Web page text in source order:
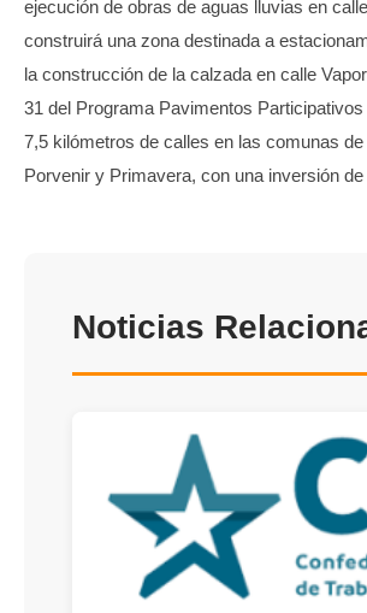
ejecución de obras de aguas lluvias en
construirá una zona destinada a
la construcción de la calzada en calle
31 del Programa Pavimentos
7,5 kilómetros de calles en las comunas
Porvenir y Primavera, con una inversión
Noticias